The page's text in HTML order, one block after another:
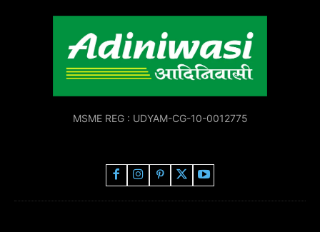
MSME REG : UDYAM-CG-10-0012775